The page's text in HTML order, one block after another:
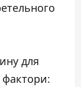
для
фактори: